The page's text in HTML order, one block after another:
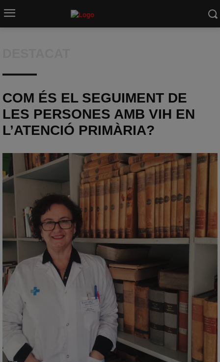
COM ÉS EL SEGUIMENT DE
LES PERSONES AMB VIH EN
L’ATENCIÓ PRIMÀRIA?